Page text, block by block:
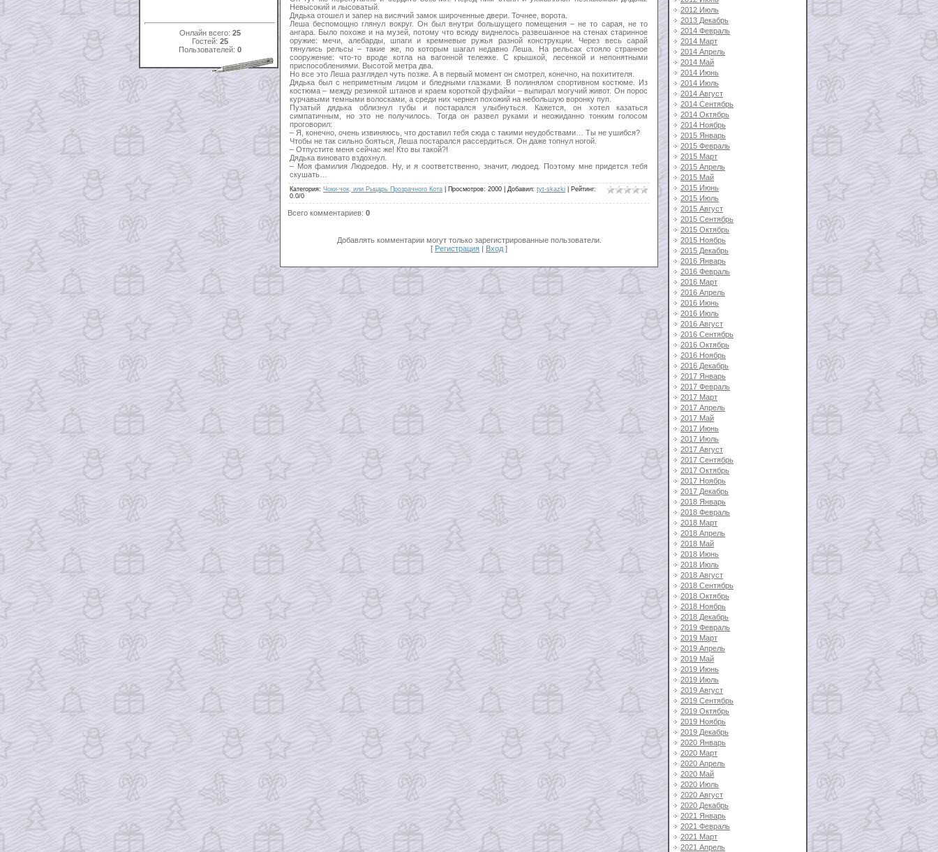
Онлайн всего: 25
Гостей: 25
Пользователей: 0
Невысокий и лысоватый.
Дядька отошел и запер на висячий замок широченные двери. Точнее, ворота.
Леша беспомощно глянул вокруг. Он был внутри большущего помещения – не то сарая, не то
ангара. Было похоже и на музей, потому что всюду виднелось развешанное на стенах старинное
оружие: мечи, алебарды, шпаги и кремневые ружья разной конструкции. Через весь сарай
тянулись рельсы – такие же, по которым шагал недавно Леша. На рельсах стояло странное
сооружение: что-то вроде котла на вагонной тележке. С крышкой, лесенкой и непонятными
приспособлениями. Высотой метра два.
Но все это Леша разглядел чуть позже. А в первый момент он смотрел, конечно, на похитителя.
Дядька был с неприметным лицом и бледными глазками. В полинялом спортивном костюме. Из
костюма – между резинкой штанов и краем короткой фуфайки – выпирал могучий живот. Он порос
курчавыми темными волосками, а среди них чернел похожий на небольшую воронку пуп.
Пузатый дядька облизнул губы и постарался улыбнуться. Кажется, он хотел казаться
симпатичным, но это не получилось. Тогда он развел руками и неожиданно тонким голосом
проговорил:
– Я, конечно, очень извиняюсь, что доставил тебя сюда с такими неудобствами… Ты не ушибся?
Чтобы не так сильно бояться, Леша постарался рассердиться. Он даже топнул ногой.
– Отпустите меня сейчас же! Кто вы такой?!
Дядька виновато вздохнул.
– Моя фамилия Людоедов. Ну, и я соответственно, значит, людоед. Поэтому мне придется тебя
скушать…
Категория: Чоки-чок, или Рыцарь Прозрачного Кота Просмотров: 2000 Добавил: tyt-skazki Рейтинг:
0.0/0
Всего комментариев: 0
Добавлять комментарии могут только зарегистрированные пользователи.
[ Регистрация | Вход ]
2012 Июль
2013 Декабрь
2014 Февраль
2014 Март
2014 Апрель
2014 Май
2014 Июнь
2014 Июль
2014 Август
2014 Сентябрь
2014 Октябрь
2014 Ноябрь
2015 Январь
2015 Февраль
2015 Март
2015 Апрель
2015 Май
2015 Июнь
2015 Июль
2015 Август
2015 Сентябрь
2015 Октябрь
2015 Ноябрь
2015 Декабрь
2016 Январь
2016 Февраль
2016 Март
2016 Апрель
2016 Июнь
2016 Июль
2016 Август
2016 Сентябрь
2016 Октябрь
2016 Ноябрь
2016 Декабрь
2017 Январь
2017 Февраль
2017 Март
2017 Апрель
2017 Май
2017 Июнь
2017 Июль
2017 Август
2017 Сентябрь
2017 Октябрь
2017 Ноябрь
2017 Декабрь
2018 Январь
2018 Февраль
2018 Март
2018 Апрель
2018 Май
2018 Июнь
2018 Июль
2018 Август
2018 Сентябрь
2018 Октябрь
2018 Ноябрь
2018 Декабрь
2019 Февраль
2019 Март
2019 Апрель
2019 Май
2019 Июнь
2019 Июль
2019 Август
2019 Сентябрь
2019 Октябрь
2019 Ноябрь
2019 Декабрь
2020 Январь
2020 Март
2020 Апрель
2020 Май
2020 Июль
2020 Август
2020 Декабрь
2021 Январь
2021 Февраль
2021 Март
2021 Апрель